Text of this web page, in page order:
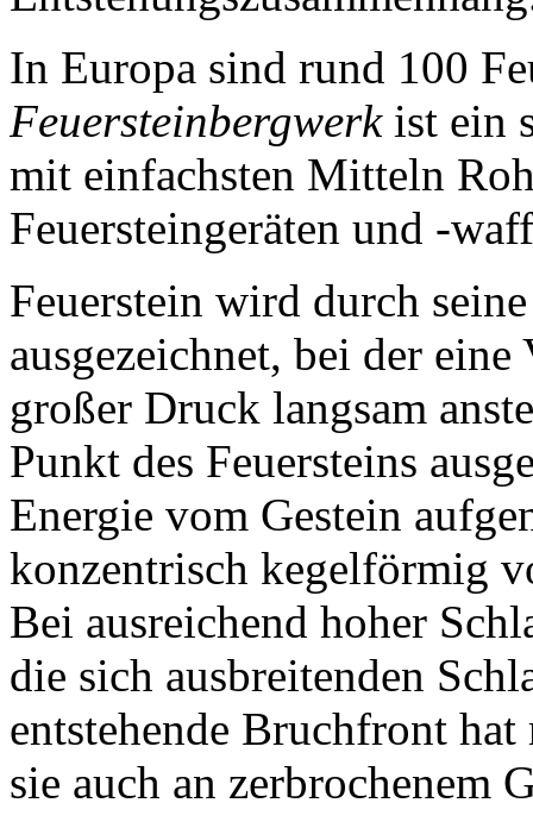
In Europa sind rund 100
Feuersteinbergwerkist ein
mit einfachsten Mitteln
Feuersteingeräten und -
Feuerstein wird durch
ausgezeichnet, bei der
großer Druck langsam
Punkt des Feuersteins
Energie vom Gestein
konzentrisch kegelförmig
Bei ausreichend hoher
die sich ausbreitenden
entstehende Bruchfront
sie auch an zerbrochenem